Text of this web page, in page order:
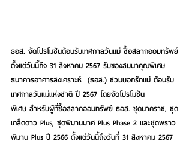
ธอส. จัดโปรโมชันต้อนรับเทศกาลวันแม่ ซื้อสลากออมทรัพย์
ตั้งแต่วันนี้ถึง 31 สิงหาคม 2567 รับของสมนาคุณพิเศษ
ธนาคารอาคารสงเคราะห์  (ธอส.) ชวนบอกรักแม่ ต้อนรับ
เทศกาลวันแม่แห่งชาติ ปี 2567 โดยจัดโปรโมชัน
พิเศษ สำหรับผู้ที่ซื้อสลากออมทรัพย์ ธอส. ชุดนาคราช, ชุด
เกล็ดดาว Plus, ชุดพิมานมาศ Plus Phase 2 และชุดพราว
พิมาน Plus ปี 2566 ตั้งแต่วันนี้ถึงวันที่ 31 สิงหาคม 2567